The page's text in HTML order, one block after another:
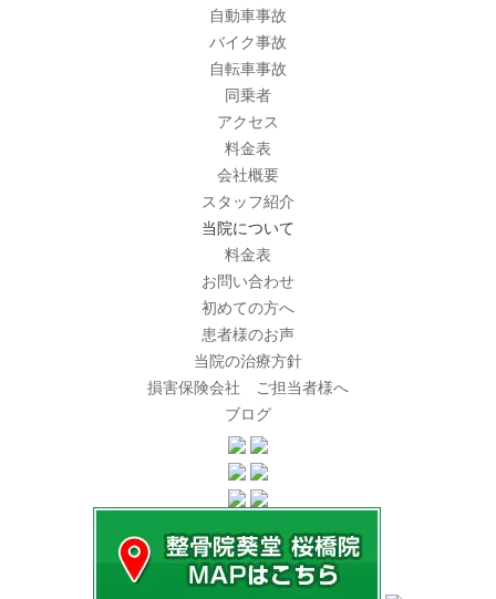
自動車事故
バイク事故
自転車事故
同乗者
アクセス
料金表
会社概要
スタッフ紹介
当院について
料金表
お問い合わせ
初めての方へ
患者様のお声
当院の治療方針
損害保険会社 ご担当者様へ
ブログ